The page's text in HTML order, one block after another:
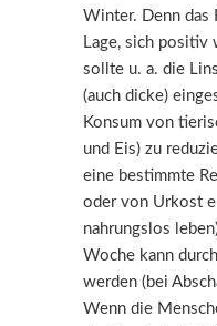
Winter. Denn das
Lage, sich
sollte u. a. die
(auch dicke)
Konsum von
und Eis) zu
eine bestimmte
oder von Urkost
nahrungslos
Woche kann
werden (bei
Wenn die